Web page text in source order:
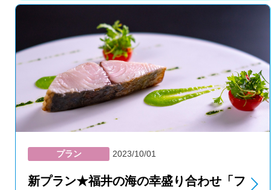
プラン 2023/10/01
新プラン★福井の海の幸盛り合わせ「フ